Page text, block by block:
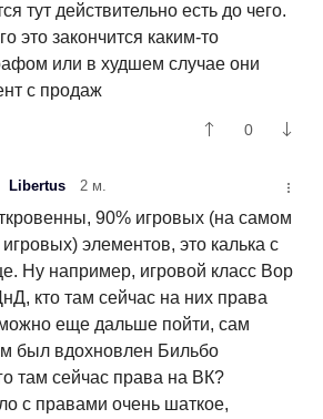
тут действительно есть до чего.
это закончится каким-то
или в худшем случае они
с продаж
0
Libertus 2 м.
90% игровых (на самом
элементов, это калька с
Ну например, игровой класс Вор
кто там сейчас на них права
еще дальше пойти, сам
был вдохновлен Бильбо
там сейчас права на ВК?
с правами очень шаткое,